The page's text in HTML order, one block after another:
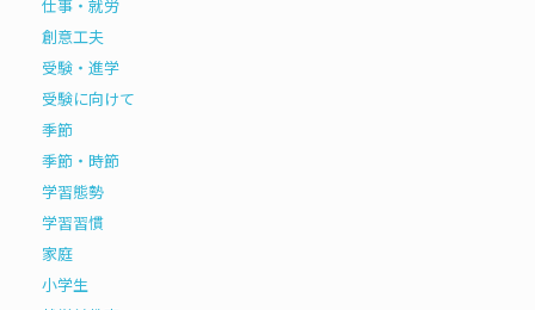
仕事・就労
創意工夫
受験・進学
受験に向けて
季節
季節・時節
学習態勢
学習習慣
家庭
小学生